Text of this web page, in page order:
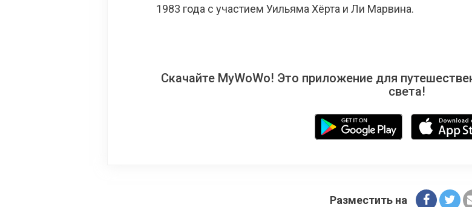
1983 года с участием Уильяма Хёрта и Ли Марвина.
Скачайте MyWoWo! Это приложение для
света!
Разместить на